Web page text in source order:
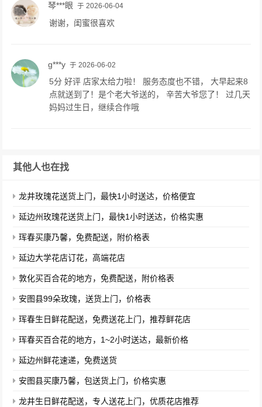
琴***眼 于 2026-06-04
谢谢，闺蜜很喜欢
g***y 于 2026-06-02
5分 好评 店家太给力啦！ 服务态度也不错， 大早起来8
点就送到了！是个老大爷送的， 辛苦大爷您了！ 过几天
妈妈过生日，继续合作哦
其他人也在找
龙井玫瑰花送货上门，最快1小时送达，价格便宜
延边州玫瑰花送货上门，最快1小时送达，价格实惠
珲春买康乃馨，免费配送，附价格表
延边大学花店订花，高端花店
敦化买百合花的地方，免费配送，附价格表
安图县99朵玫瑰，送货上门，价格表
珲春生日鲜花配送，免费送花上门，推荐鲜花店
珲春买百合花的地方，1~2小时送达，最新价格
延边州鲜花速递，免费送货
安图县买康乃馨，包送货上门，价格实惠
龙井生日鲜花配送，专人送花上门，优质花店推荐